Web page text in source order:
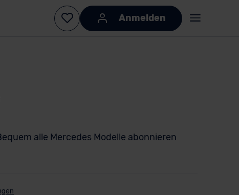
Anmelden
alle Mercedes Modelle abonnieren